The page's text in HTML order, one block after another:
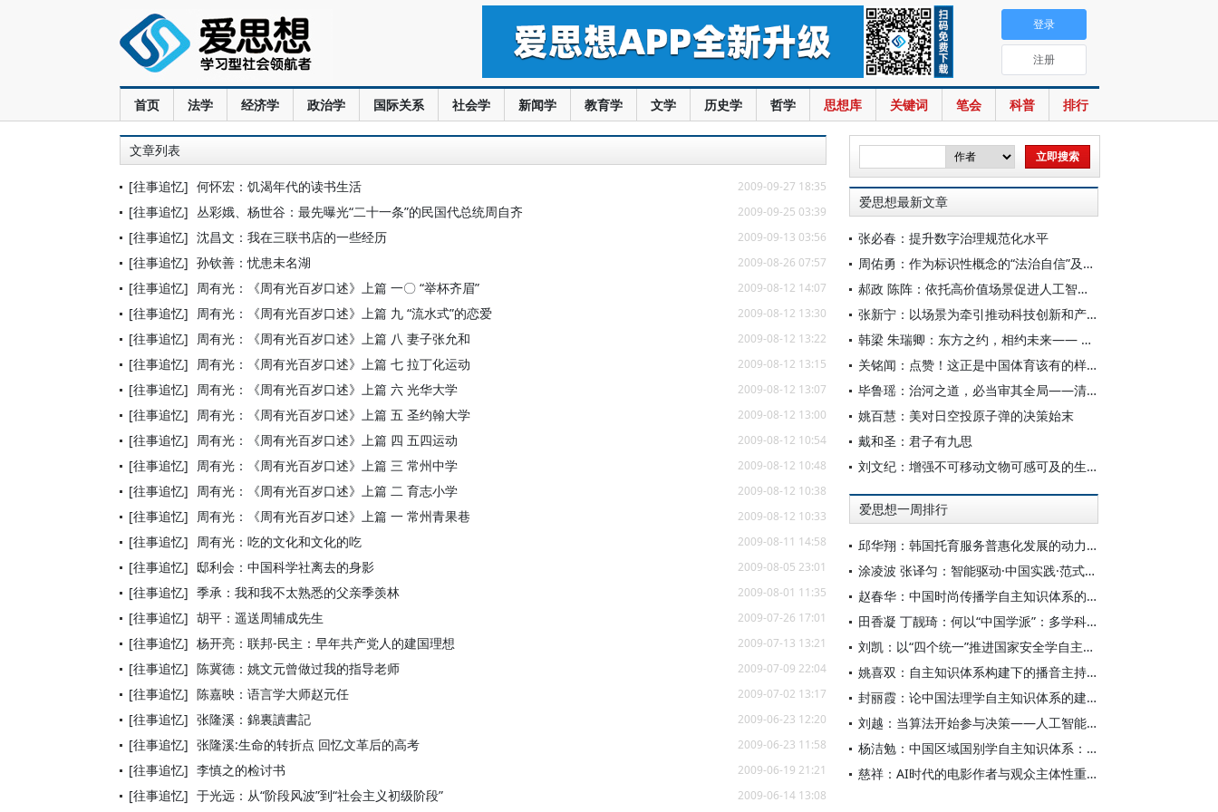
首页 法学 经济学 政治学 国际关系 社会学 新闻学 教育学 文学 历史学 哲学 思想库 关键词 笔会 科普 排行
登录
注册
文章列表
[往事追忆] 何怀宏：饥渴年代的读书生活 2009-09-27 18:35
[往事追忆] 丛彩娥、杨世谷：最先曝光“二十一条”的民国代总统周自齐 2009-09-25 03:39
[往事追忆] 沈昌文：我在三联书店的一些经历 2009-09-13 03:56
[往事追忆] 孙钦善：忧患未名湖 2009-08-26 07:57
[往事追忆] 周有光：《周有光百岁口述》上篇 一〇 “举杯齐眉” 2009-08-12 14:07
[往事追忆] 周有光：《周有光百岁口述》上篇 九 “流水式”的恋爱 2009-08-12 13:30
[往事追忆] 周有光：《周有光百岁口述》上篇 八 妻子张允和 2009-08-12 13:22
[往事追忆] 周有光：《周有光百岁口述》上篇 七 拉丁化运动 2009-08-12 13:15
[往事追忆] 周有光：《周有光百岁口述》上篇 六 光华大学 2009-08-12 13:07
[往事追忆] 周有光：《周有光百岁口述》上篇 五 圣约翰大学 2009-08-12 13:00
[往事追忆] 周有光：《周有光百岁口述》上篇 四 五四运动 2009-08-12 10:54
[往事追忆] 周有光：《周有光百岁口述》上篇 三 常州中学 2009-08-12 10:48
[往事追忆] 周有光：《周有光百岁口述》上篇 二 育志小学 2009-08-12 10:38
[往事追忆] 周有光：《周有光百岁口述》上篇 一 常州青果巷 2009-08-12 10:33
[往事追忆] 周有光：吃的文化和文化的吃 2009-08-11 14:58
[往事追忆] 邸利会：中国科学社离去的身影 2009-08-05 23:01
[往事追忆] 季承：我和我不太熟悉的父亲季羡林 2009-08-01 11:35
[往事追忆] 胡平：遥送周辅成先生 2009-07-26 17:01
[往事追忆] 杨开亮：联邦-民主：早年共产党人的建国理想 2009-07-13 13:21
[往事追忆] 陈冀德：姚文元曾做过我的指导老师 2009-07-09 22:04
[往事追忆] 陈嘉映：语言学大师赵元任 2009-07-02 13:17
[往事追忆] 张隆溪：錦裏讀書記 2009-06-23 12:20
[往事追忆] 张隆溪:生命的转折点 回忆文革后的高考 2009-06-23 11:58
[往事追忆] 李慎之的检讨书 2009-06-19 21:21
[往事追忆] 于光远：从“阶段风波”到“社会主义初级阶段” 2009-06-14 13:08
爱思想最新文章
张必春：提升数字治理规范化水平
周佑勇：作为标识性概念的“法治自信”及其时代意蕴
郝政 陈阵：依托高价值场景促进人工智能高质量数据集建设
张新宁：以场景为牵引推动科技创新和产业创新深度融合
韩梁 朱瑞卿：东方之约，相约未来—— 中国元首外交的世界情怀与大国气派
关铭闻：点赞！这正是中国体育该有的样子
毕鲁瑶：治河之道，必当审其全局——清代靳辅的治水理念与实践
姚百慧：美对日空投原子弹的决策始末
戴和圣：君子有九思
刘文纪：增强不可移动文物可感可及的生命力
爱思想一周排行
邱华翔：韩国托育服务普惠化发展的动力机制、制度路径与政策效应
涂凌波 张译匀：智能驱动·中国实践·范式创新：“构建中国新闻传播学自主知识体系”专题研讨会综述
赵春华：中国时尚传播学自主知识体系的内在逻辑与实践路径
田香凝 丁靓琦：何以“中国学派”：多学科视野下中国特色新闻传播学建设的研究
刘凯：以“四个统一”推进国家安全学自主知识体系构建
姚喜双：自主知识体系构建下的播音主持高等专业教育研究
封丽霞：论中国法理学自主知识体系的建构
刘越：当算法开始参与决策——人工智能重塑全球治理的底层逻辑
杨洁勉：中国区域国别学自主知识体系：本原、借鉴和建构
慈祥：AI时代的电影作者与观众主体性重构